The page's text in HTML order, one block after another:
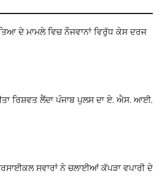
ਦੇ ਮਾਮਲੇ ਵਿਚ ਨੌਜਵਾਨਾਂ ਵਿਰੁੱਧ ਕੇਸ ਦਰਜ
ਰਿਸ਼ਵਤ ਲੈਂਦਾ ਪੰਜਾਬ ਪੁਲਸ ਦਾ ਏ. ਐਸ. ਆਈ.
ਸਵਾਰਾਂ ਨੇ ਚਲਾਈਆਂ ਕੱਪੜਾ ਵਪਾਰੀ ਦੇ